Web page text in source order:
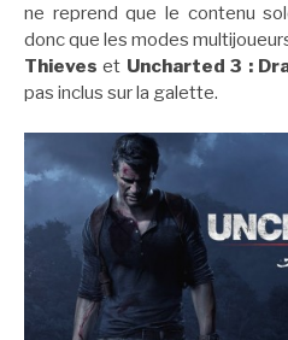
ne reprend que le contenu
donc que les modes
Thieves et Uncharted 3 :
pas inclus sur la galette.